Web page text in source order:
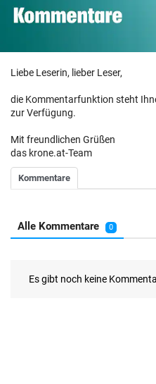
Liebe Leserin, lieber Leser,
die Kommentarfunktion steht
zur Verfügung.
Mit freundlichen Grüßen
das krone.at-Team